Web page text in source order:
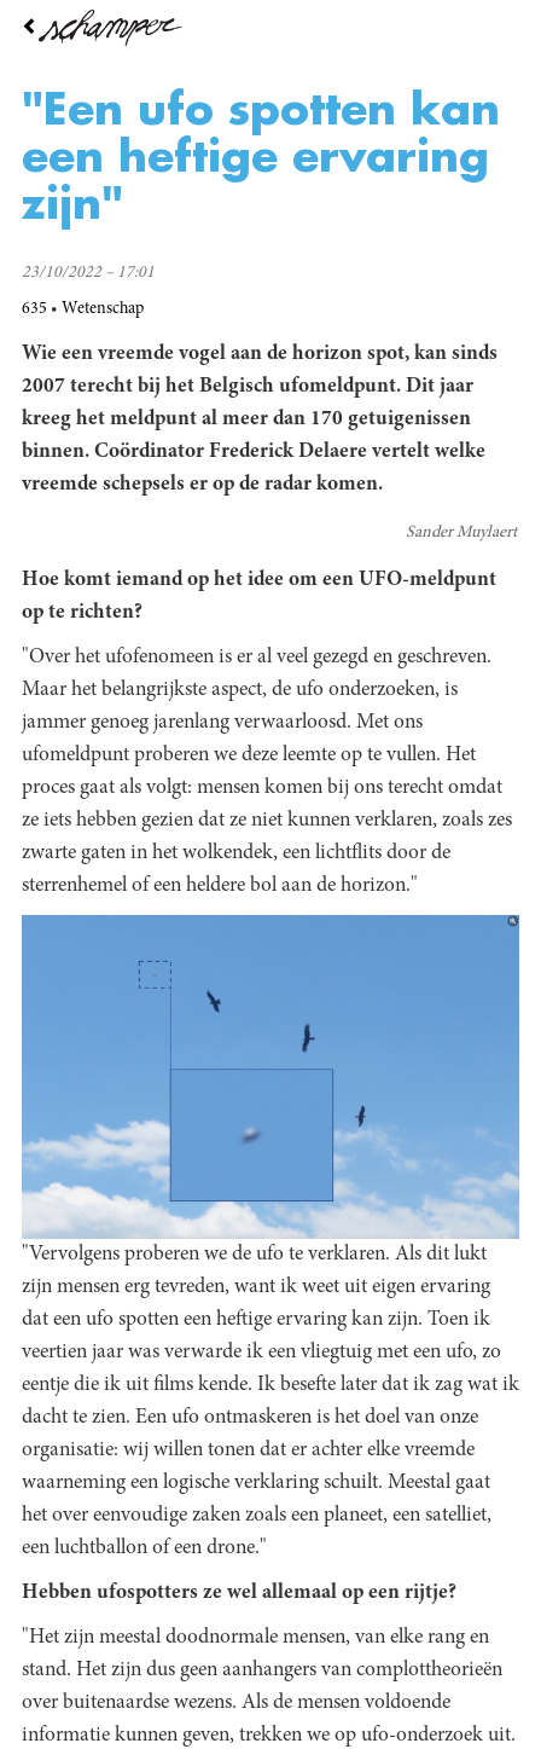
Overslaan
inhoud
"Een ufo spotten kan
een heftige ervaring
zijn"
23/10/2022 – 17:01
635 Wetenschap
Wie een vreemde vogel aan de horizon spot, kan sinds
2007 terecht bij het Belgisch ufomeldpunt. Dit jaar
kreeg het meldpunt al meer dan 170 getuigenissen
binnen. Coördinator Frederick Delaere vertelt welke
vreemde schepsels er op de radar komen.
Sander Muylaert
Hoe komt iemand op het idee om een UFO-meldpunt
op te richten?
"Over het ufofenomeen is er al veel gezegd en geschreven.
Maar het belangrijkste aspect, de ufo onderzoeken, is
jammer genoeg jarenlang verwaarloosd. Met ons
ufomeldpunt proberen we deze leemte op te vullen. Het
proces gaat als volgt: mensen komen bij ons terecht omdat
ze iets hebben gezien dat ze niet kunnen verklaren, zoals zes
zwarte gaten in het wolkendek, een lichtflits door de
sterrenhemel of een heldere bol aan de horizon."
"Vervolgens proberen we de ufo te verklaren. Als dit lukt
zijn mensen erg tevreden, want ik weet uit eigen ervaring
dat een ufo spotten een heftige ervaring kan zijn. Toen ik
veertien jaar was verwarde ik een vliegtuig met een ufo, zo
eentje die ik uit films kende. Ik besefte later dat ik zag wat ik
dacht te zien. Een ufo ontmaskeren is het doel van onze
organisatie: wij willen tonen dat er achter elke vreemde
waarneming een logische verklaring schuilt. Meestal gaat
het over eenvoudige zaken zoals een planeet, een satelliet,
een luchtballon of een drone."
Hebben ufospotters ze wel allemaal op een rijtje?
"Het zijn meestal doodnormale mensen, van elke rang en
stand. Het zijn dus geen aanhangers van complottheorieën
over buitenaardse wezens. Als de mensen voldoende
informatie kunnen geven, trekken we op ufo-onderzoek uit.